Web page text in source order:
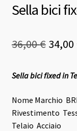
Sella bici
36,00€ Il
era:
36,00
34,00
Sella bici fixed in
Nome Marchio
Rivestimento
Telaio Acciaio